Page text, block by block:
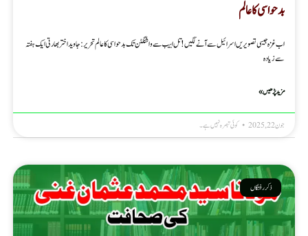
بدحواسی کا عالم
اب غزہ جیسی تصویریں اسرائیل سے آنے لگیں! تل ابیب سے واشنگٹن تک بدحواسی کا عالم تحریر : جاوید اختر بھارتی ایک ہفتہ
سے زیادہ
مزید پڑھیں »
جون 22, 2025 کوئی تبصرہ نہیں ہے۔
ذکر رفتگاں